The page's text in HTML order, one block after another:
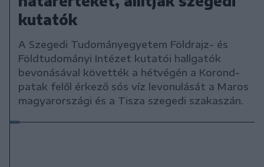
kutatók
A Szegedi Tudományegyetem Földrajz- és
Földtudományi Intézet kutatói hallgatók
bevonásával követték a hétvégén a Korond-
patak felől érkező sós víz levonulását a Maros
magyarországi és a Tisza szegedi szakaszán.